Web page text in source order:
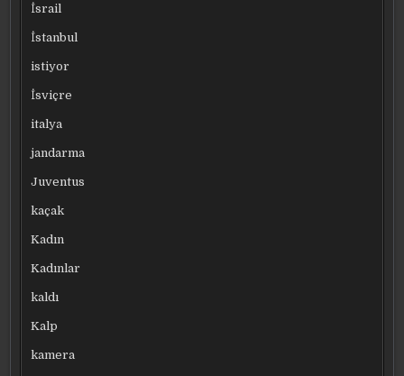
İsrail
İstanbul
istiyor
İsviçre
italya
jandarma
Juventus
kaçak
Kadın
Kadınlar
kaldı
Kalp
kamera